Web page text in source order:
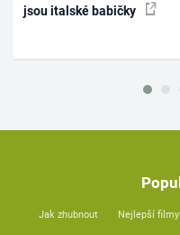
jsou italské babičky
Jak zhubnout Nejlepší